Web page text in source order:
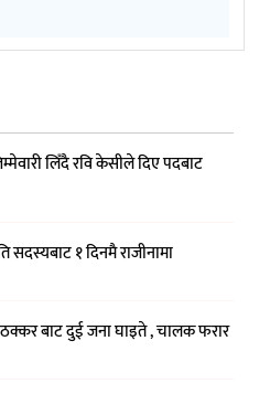
लिँदै रवि केसीले दिए पदबाट
सदस्यबाट १ दिनमै राजीनामा
बाट दुई जना घाइते , चालक फरार